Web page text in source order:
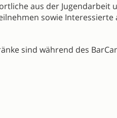
aus der Jugendarbeit
sowie
sind während des